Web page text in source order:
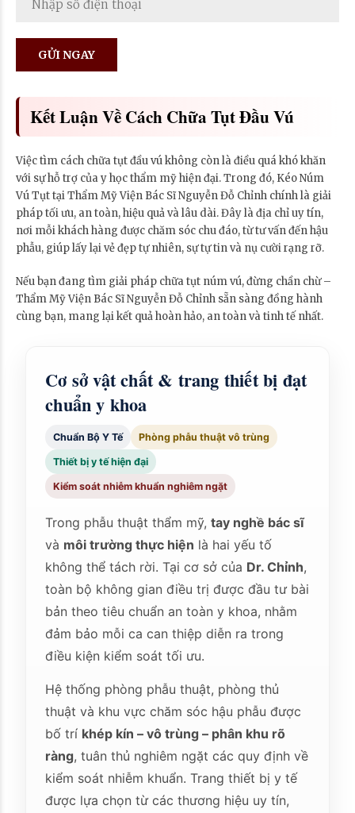
Kết Luận Về Cách Chữa Tụt Đầu Vú
Việc tìm cách chữa tụt đầu vú không còn là điều quá khó khăn
với sự hỗ trợ của y học thẩm mỹ hiện đại. Trong đó, Kéo Núm
Vú Tụt tại Thẩm Mỹ Viện Bác Sĩ Nguyễn Đỗ Chỉnh chính là giải
pháp tối ưu, an toàn, hiệu quả và lâu dài. Đây là địa chỉ uy tín,
nơi mỗi khách hàng được chăm sóc chu đáo, từ tư vấn đến hậu
phẫu, giúp lấy lại vẻ đẹp tự nhiên, sự tự tin và nụ cười rạng rỡ.
Nếu bạn đang tìm giải pháp chữa tụt núm vú, đừng chần chừ –
Thẩm Mỹ Viện Bác Sĩ Nguyễn Đỗ Chỉnh sẵn sàng đồng hành
cùng bạn, mang lại kết quả hoàn hảo, an toàn và tinh tế nhất.
Cơ sở vật chất & trang thiết bị đạt
chuẩn y khoa
Chuẩn Bộ Y Tế Phòng phẫu thuật vô trùng
Thiết bị y tế hiện đại
Kiểm soát nhiễm khuẩn nghiêm ngặt
Trong phẫu thuật thẩm mỹ,tay nghề bác sĩ
và môi trường thực hiện là hai yếu tố
không thể tách rời. Tại cơ sở của Dr. Chỉnh,
toàn bộ không gian điều trị được đầu tư bài
bản theo tiêu chuẩn an toàn y khoa, nhằm
đảm bảo mỗi ca can thiệp diễn ra trong
điều kiện kiểm soát tối ưu.
Hệ thống phòng phẫu thuật, phòng thủ
thuật và khu vực chăm sóc hậu phẫu được
bố trí khép kín – vô trùng – phân khu rõ
ràng, tuân thủ nghiêm ngặt các quy định về
kiểm soát nhiễm khuẩn. Trang thiết bị y tế
được lựa chọn từ các thương hiệu uy tín,